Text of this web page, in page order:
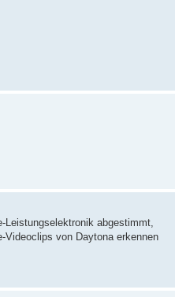
abgestimmt,
von Daytona erkennen